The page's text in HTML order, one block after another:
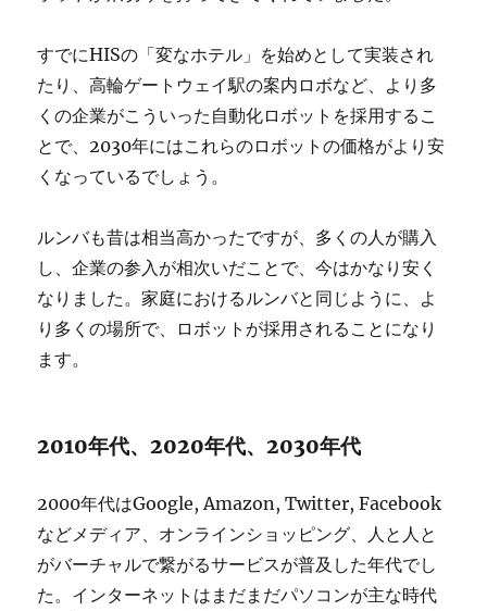
すでにHISの「変なホテル」を始めとして実装され
たり、高輪ゲートウェイ駅の案内ロボなど、より多
くの企業がこういった自動化ロボットを採用するこ
とで、2030年にはこれらのロボットの価格がより安
くなっているでしょう。
ルンバも昔は相当高かったですが、多くの人が購入
し、企業の参入が相次いだことで、今はかなり安く
なりました。家庭におけるルンバと同じように、よ
り多くの場所で、ロボットが採用されることになり
ます。
2010年代、2020年代、2030年代
2000年代はGoogle, Amazon, Twitter, Facebook
などメディア、オンラインショッピング、 人と人と
がバーチャルで繋がるサービスが普及した年代でし
た。インターネットはまだまだパソコンが主な時代